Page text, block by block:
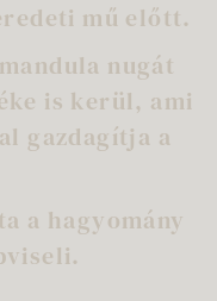
mű előtt.
nugát
is kerül, ami
gazdagítja a
a hagyomány